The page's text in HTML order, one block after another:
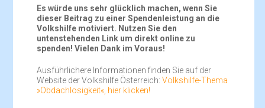
Es würde uns sehr glücklich machen, wenn Sie
dieser Beitrag zu einer Spendenleistung an die
Volkshilfe motiviert. Nutzen Sie den
untenstehenden Link um direkt online zu
spenden! Vielen Dank im Voraus!
Ausführlichere Informationen finden Sie auf der
Website der Volkshilfe Österreich:Volkshilfe-Thema
»Obdachlosigkeit«, hier klicken!